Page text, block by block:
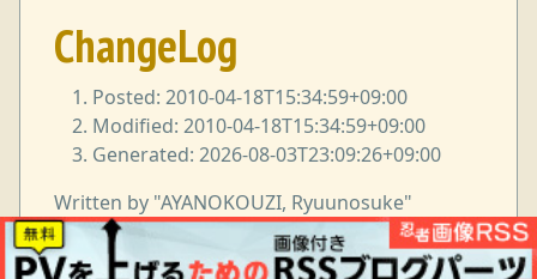
ChangeLog
Posted: 2010-04-18T15:34:59+09:00
Modified: 2010-04-18T15:34:59+09:00
Generated: 2026-08-03T23:09:26+09:00
Written by "AYANOKOUZI, Ryuunosuke"
<i38w7i3@yahoo.co.jp> under GNU Free
Documentation License.